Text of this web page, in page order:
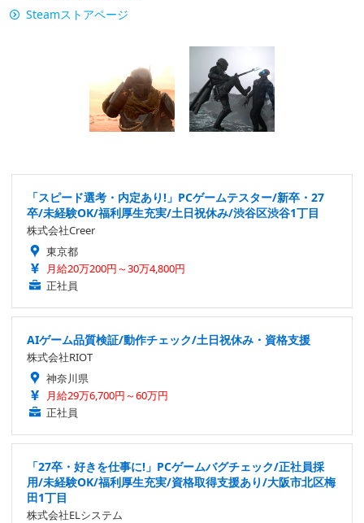
Steamストアページ
「スピード選考・内定あり!」PCゲームテスター/新卒・27
卒/未経験OK/福利厚生充実/土日祝休み/渋谷区渋谷1丁目
株式会社Creer
東京都
月給20万200円～30万4,800円
正社員
AIゲーム品質検証/動作チェック/土日祝休み・資格支援
株式会社RIOT
神奈川県
月給29万6,700円～60万円
正社員
「27卒・好きを仕事に!」PCゲームバグチェック/正社員採
用/未経験OK/福利厚生充実/資格取得支援あり/大阪市北区梅
田1丁目
株式会社ELシステム